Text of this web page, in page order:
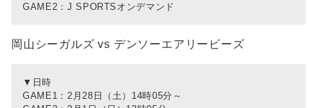
GAME2：J SPORTSオンデマンド
岡山シーガルズ vs デンソーエアリービーズ
▼日時
GAME1：2月28日（土）14時05分～